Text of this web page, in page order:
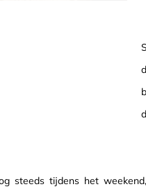
steeds tijdens het